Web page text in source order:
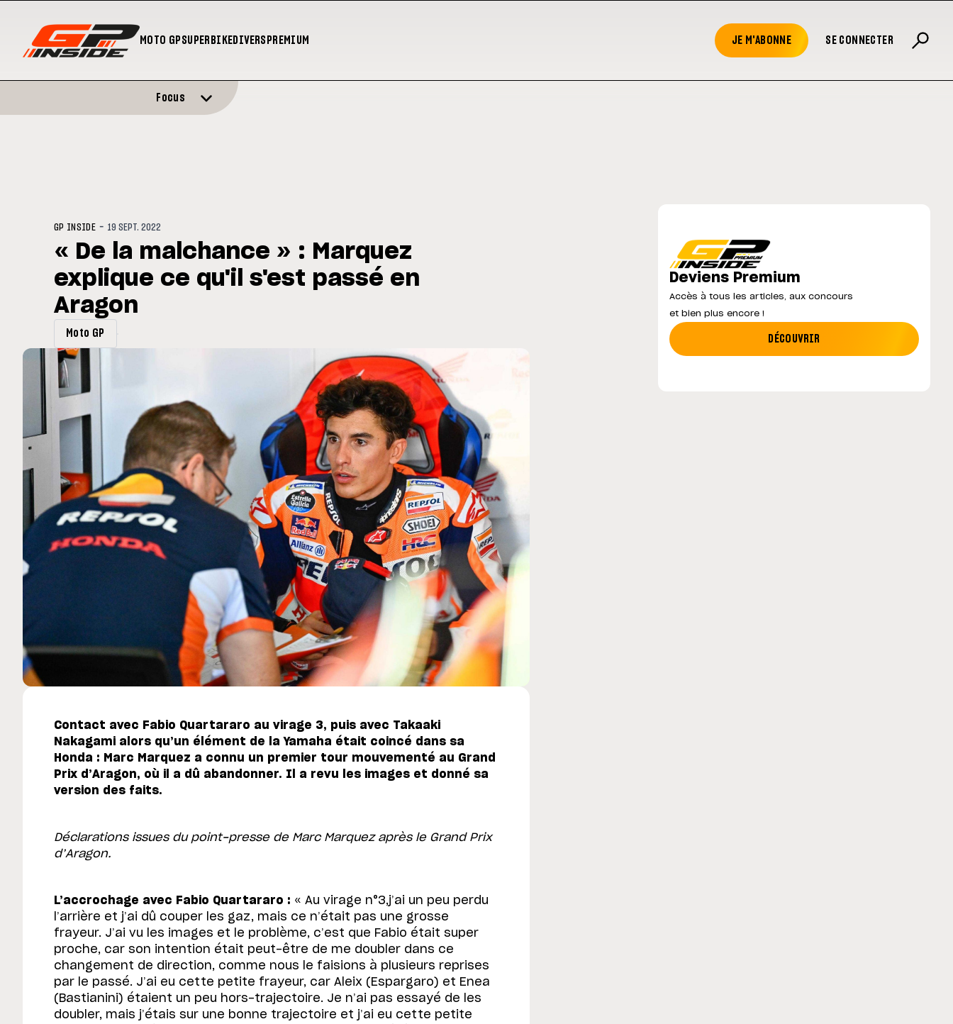
MOTO GPSUPERBIKEDIVERS PREMIUM JE M'ABONNE SE CONNECTER
club spécial dans
Zarco évite l'opération et vise un retour en
septembre
MotoGP : les cinq constructeurs signent un
Focus
GP INSIDE - 19 SEPT. 2022
« De la malchance » : Marquez
explique ce qu'il s'est passé en
Aragon
Moto GP
Contact avec Fabio Quartararo au virage 3, puis avec Takaaki
Nakagami alors qu’un élément de la Yamaha était coincé dans sa
Honda : Marc Marquez a connu un premier tour mouvementé au Grand
Prix d’Aragon, où il a dû abandonner. Il a revu les images et donné sa
version des faits.
Déclarations issues du point-presse de Marc Marquez après le Grand Prix
d’Aragon.
L’accrochage avec Fabio Quartararo : « Au virage n°3,j’ai un peu perdu
l’arrière et j’ai dû couper les gaz, mais ce n’était pas une grosse
frayeur. J’ai vu les images et le problème, c’est que Fabio était super
proche, car son intention était peut-être de me doubler dans ce
changement de direction, comme nous le faisions à plusieurs reprises
par le passé. J’ai eu cette petite frayeur, car Aleix (Espargaro) et Enea
(Bastianini) étaient un peu hors-trajectoire. Je n’ai pas essayé de les
doubler, mais j’étais sur une bonne trajectoire et j’ai eu cette petite
Deviens Premium
Accès à tous les articles, aux concours
et bien plus encore !
DÉCOUVRIR